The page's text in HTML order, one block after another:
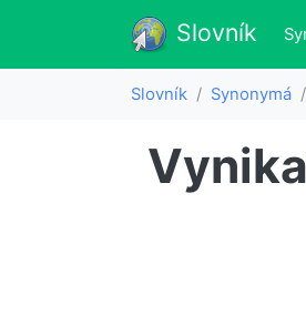
Slovník
Slovník Synonymá